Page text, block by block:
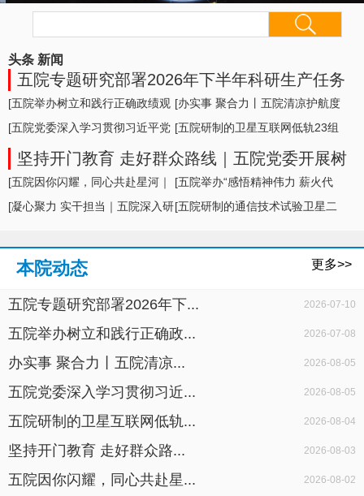
头条 新闻
五院专题研究部署2026年下半年科研生产任务
形势及举措
[五院举办树立和践行正确政绩观
学习教育专题... ]
[办实事 聚合力丨五院清凉护航度
盛夏，暖心... ]
[五院党委深入学习贯彻习近平党
建思想，专题... ]
[五院研制的卫星互联网低轨23组
卫星成功发... ]
坚持开门教育 走好群众路线｜五院党委开展树
立和践行正确政绩观学习教育面对面座谈
[五院因你闪耀，同心共赴星河｜
五院举办20... ]
[五院举办“感悟精神伟力 薪火代
代相传”暨... ]
[凝心聚力 实干担当｜五院深入研[五院研制的通信技术试验卫星二
本院动态 更多>>
五院专题研究部署2026年下... 2026-07-10
五院举办树立和践行正确政... 2026-07-08
办实事 聚合力丨五院清凉... 2026-08-05
五院党委深入学习贯彻习近... 2026-08-05
五院研制的卫星互联网低轨... 2026-08-04
坚持开门教育 走好群众路... 2026-08-03
五院因你闪耀，同心共赴星... 2026-08-02